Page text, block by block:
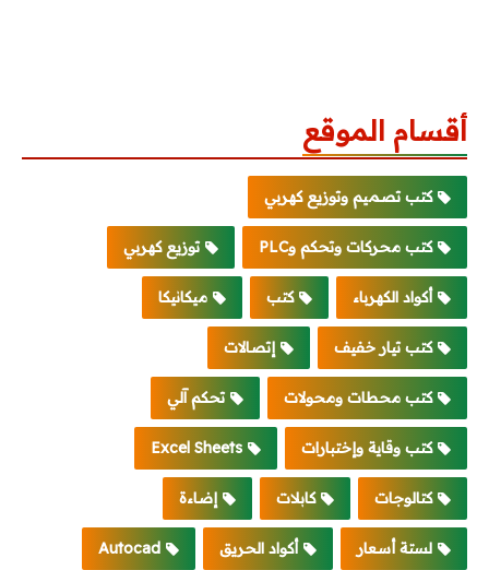
أقسام الموقع
كتب تصميم وتوزيع كهربي
كتب محركات وتحكم وPLC توزيع كهربي
أكواد الكهرباء كتب ميكانيكا
كتب تيار خفيف إتصالات
كتب محطات ومحولات تحكم آلي
كتب وقاية وإختبارات Excel Sheets
كتالوجات كابلات إضاءة
لستة أسعار أكواد الحريق Autocad